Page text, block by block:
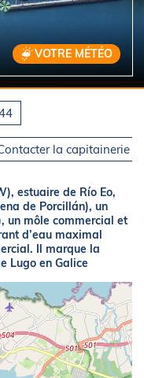
VOTRE MÉTÉO
la capitainerie
estuaire de Río Eo,
de Porcillán), un
un môle commercial et
d’eau maximal
Il marque la
Lugo en Galice